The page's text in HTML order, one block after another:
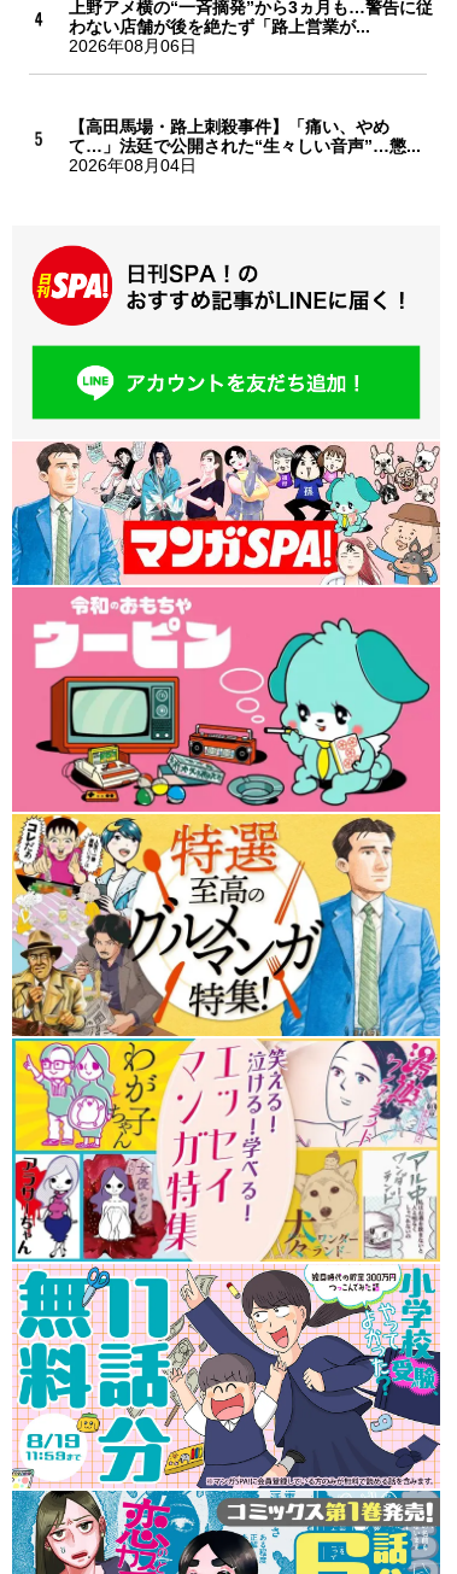
上野アメ横の“一斉摘発”から3ヵ月も…警告に従
わない店舗が後を絶たず「路上営業が...
2026年08月06日
【高田馬場・路上刺殺事件】「痛い、やめ
て…」法廷で公開された“生々しい音声”…懲...
2026年08月04日